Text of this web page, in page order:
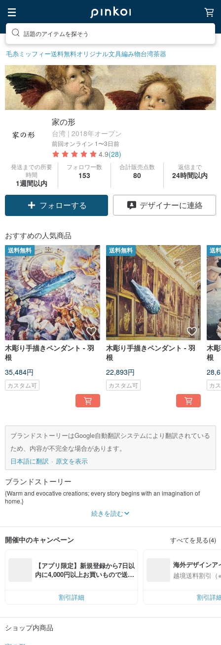
話題のアイテムを探そう
毛糸ミッフィー送料無料オリジナル文具編み物台湾茶器
家の形
台湾 | 2018年オープン
前回オンライン 1〜3日前
4.9(28)
発送までの所要
時間
1週間以内
フォロワー数
153
合計販売点数
80
返信まで
24時間以内
フォローする デザイナーに連絡
おすすめの人気商品
送料無料
木彫り手描きペンダント - 羽
根
35,484円
カスタム可
送料無料
木彫り手描きペンダント - 羽
根
22,893円
カスタム可
送
木
根
カ
ブランドストーリーはGoogle自動翻訳システムにより翻訳されている
ため、内容が不完全な場合があります。
日本語に翻訳
原文を表示
ブランドストーリー
{Warm and evocative creations; every story begins with an imagination of
home.}
With their own hands, they create story after story, and all of this imagination...
It started like that. Because I dreamed that one day I could truly own one.
The ultimate vision. In the fast-paced, often suffocating city,
Quietly radiating the warmth of home.
Hand-drawn きのジュエリー& hand-made り合し series objects
続きを読む
開催中のキャンペーン すべてを見る(4)
【アプリ限定】新規登録から7日以
内に4,000円以上お買いもので送料
割引詳細
海外デザインア
入
越境送料割引（
割引詳
ショップ内商品